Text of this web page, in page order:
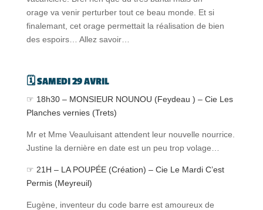
orage va venir perturber tout ce beau monde. Et si
finalemant, cet orage permettait la réalisation de bien
des espoirs… Allez savoir…
🗓️ SAMEDI 29 AVRIL
☞ 18h30 – MONSIEUR NOUNOU (Feydeau ) – Cie Les
Planches vernies (Trets)
Mr et Mme Veauluisant attendent leur nouvelle nourrice.
Justine la dernière en date est un peu trop volage…
☞ 21H – LA POUPÉE (Création) – Cie Le Mardi C’est
Permis (Meyreuil)
Eugène, inventeur du code barre est amoureux de